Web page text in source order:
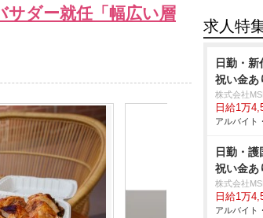
サダー就任「幅広い層
求人特
日勤・
祝い金あ
株式会社
日給1万
アルバイト
日勤・
祝い金あ
株式会社
日給1万
アルバイト